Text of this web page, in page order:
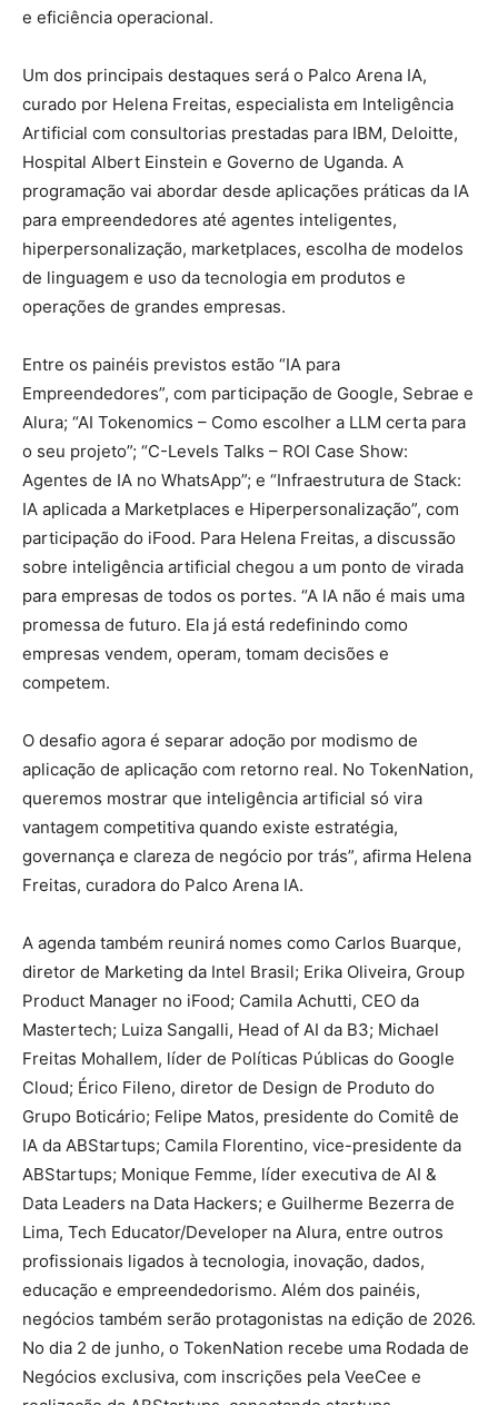
e eficiência operacional.
Um dos principais destaques será o Palco Arena IA,
curado por Helena Freitas, especialista em Inteligência
Artificial com consultorias prestadas para IBM, Deloitte,
Hospital Albert Einstein e Governo de Uganda. A
programação vai abordar desde aplicações práticas da IA
para empreendedores até agentes inteligentes,
hiperpersonalização, marketplaces, escolha de modelos
de linguagem e uso da tecnologia em produtos e
operações de grandes empresas.
Entre os painéis previstos estão “IA para
Empreendedores”, com participação de Google, Sebrae e
Alura; “AI Tokenomics – Como escolher a LLM certa para
o seu projeto”; “C-Levels Talks – ROI Case Show:
Agentes de IA no WhatsApp”; e “Infraestrutura de Stack:
IA aplicada a Marketplaces e Hiperpersonalização”, com
participação do iFood. Para Helena Freitas, a discussão
sobre inteligência artificial chegou a um ponto de virada
para empresas de todos os portes. “A IA não é mais uma
promessa de futuro. Ela já está redefinindo como
empresas vendem, operam, tomam decisões e
competem.
O desafio agora é separar adoção por modismo de
aplicação de aplicação com retorno real. No TokenNation,
queremos mostrar que inteligência artificial só vira
vantagem competitiva quando existe estratégia,
governança e clareza de negócio por trás”, afirma Helena
Freitas, curadora do Palco Arena IA.
A agenda também reunirá nomes como Carlos Buarque,
diretor de Marketing da Intel Brasil; Erika Oliveira, Group
Product Manager no iFood; Camila Achutti, CEO da
Mastertech; Luiza Sangalli, Head of AI da B3; Michael
Freitas Mohallem, líder de Políticas Públicas do Google
Cloud; Érico Fileno, diretor de Design de Produto do
Grupo Boticário; Felipe Matos, presidente do Comitê de
IA da ABStartups; Camila Florentino, vice-presidente da
ABStartups; Monique Femme, líder executiva de AI &
Data Leaders na Data Hackers; e Guilherme Bezerra de
Lima, Tech Educator/Developer na Alura, entre outros
profissionais ligados à tecnologia, inovação, dados,
educação e empreendedorismo. Além dos painéis,
negócios também serão protagonistas na edição de 2026.
No dia 2 de junho, o TokenNation recebe uma Rodada de
Negócios exclusiva, com inscrições pela VeeCee e